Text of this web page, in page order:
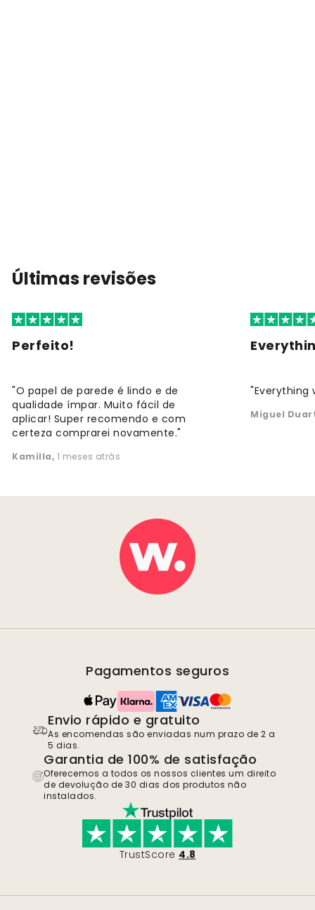
Últimas revisões
Perfeito!
"O papel de parede é lindo e de
qualidade ímpar. Muito fácil de
aplicar! Super recomendo e com
certeza comprarei novamente."
Kamilla, 1 meses atrás
"Everything
Miguel
Pagamentos seguros
Envio rápido e gratuito
As encomendas são enviadas num prazo de 2 a
5 dias.
Garantia de 100% de satisfação
Oferecemos a todos os nossos clientes um direito
de devolução de 30 dias dos produtos não
instalados.
TrustScore 4.8